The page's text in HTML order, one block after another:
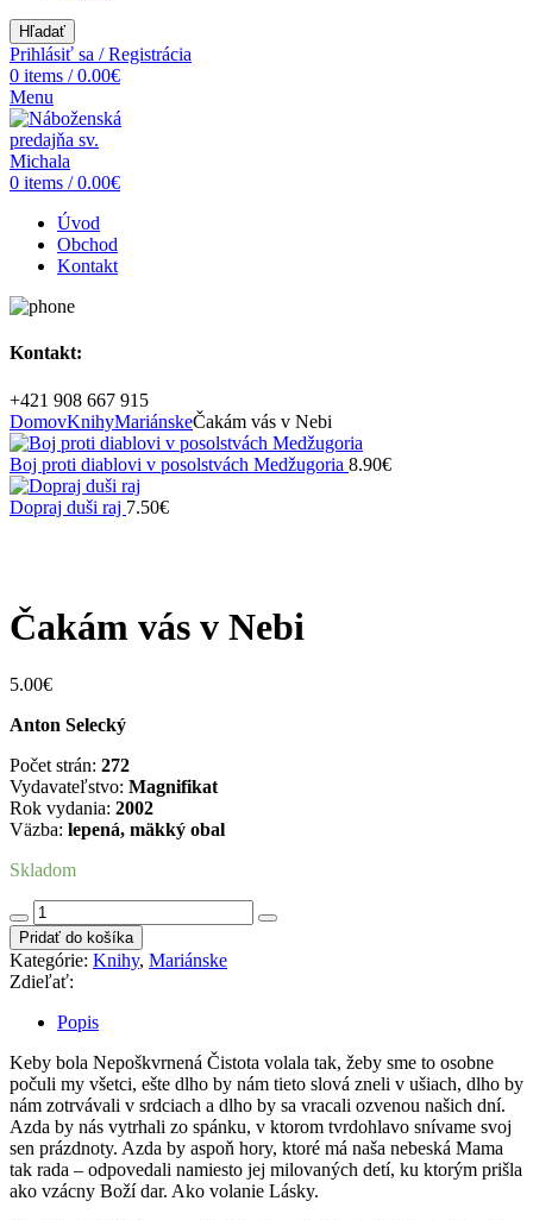
Hľadať
Prihlásiť sa / Registrácia
0 items / 0.00€
Menu
0 items / 0.00€
Úvod
Obchod
Kontakt
Kontakt:
+421 908 667 915
DomovKnihyMariánskeČakám vás v Nebi
Boj proti diablovi v posolstvách Medžugoria 8.90€
Dopraj duši raj 7.50€
Čakám vás v Nebi
5.00€
Anton Selecký
Počet strán: 272
Vydavateľstvo: Magnifikat
Rok vydania: 2002
Väzba: lepená, mäkký obal
Skladom
množstvo
Čakám
vás
v
Nebi
Pridať do košíka
Kategórie: Knihy, Mariánske
Zdieľať:
Popis
Keby bola Nepoškvrnená Čistota volala tak, žeby sme to osobne
počuli my všetci, ešte dlho by nám tieto slová zneli v ušiach, dlho by
nám zotrvávali v srdciach a dlho by sa vracali ozvenou našich dní.
Azda by nás vytrhali zo spánku, v ktorom tvrdohlavo snívame svoj
sen prázdnoty. Azda by aspoň hory, ktoré má naša nebeská Mama
tak rada – odpovedali namiesto jej milovaných detí, ku ktorým prišla
ako vzácny Boží dar. Ako volanie Lásky.